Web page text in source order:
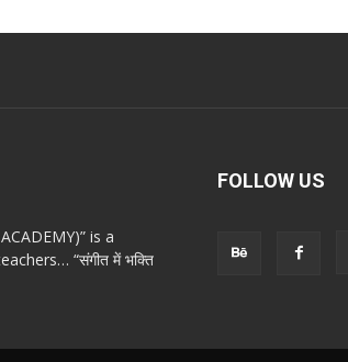
is a
“संगीत में भक्ति
FOLLOW US